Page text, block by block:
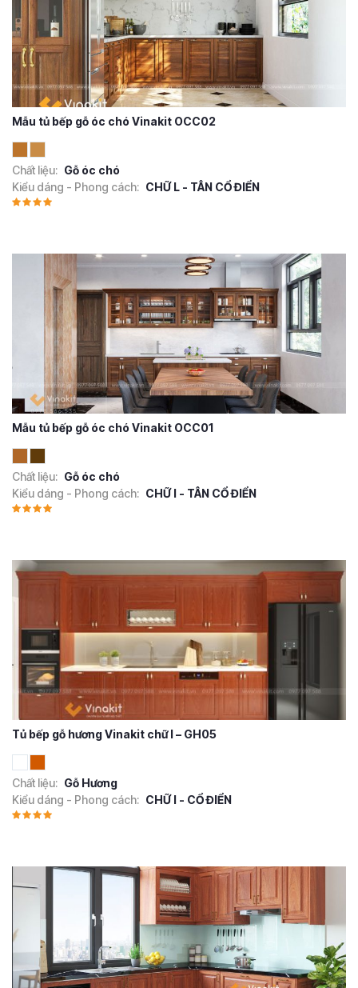
Mẫu tủ bếp gỗ óc chó Vinakit OCC02
Chất liệu: Gỗ óc chó
Kiểu dáng - Phong cách: CHỮ L - TÂN CỔ ĐIỂN
Mẫu tủ bếp gỗ óc chó Vinakit OCC01
Chất liệu: Gỗ óc chó
Kiểu dáng - Phong cách: CHỮ I - TÂN CỔ ĐIỂN
Tủ bếp gỗ hương Vinakit chữ I – GH05
Chất liệu: Gỗ Hương
Kiểu dáng - Phong cách: CHỮ I - CỔ ĐIỂN